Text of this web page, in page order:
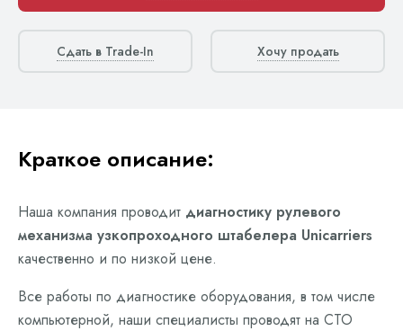
Сдать в Trade-In Хочу продать
Краткое описание:
Наша компания проводит диагностику рулевого
механизма узкопроходного штабелера Unicarriers
качественно и по низкой цене.
Все работы по диагностике оборудования, в том числе
компьютерной, наши специалисты проводят на СТО